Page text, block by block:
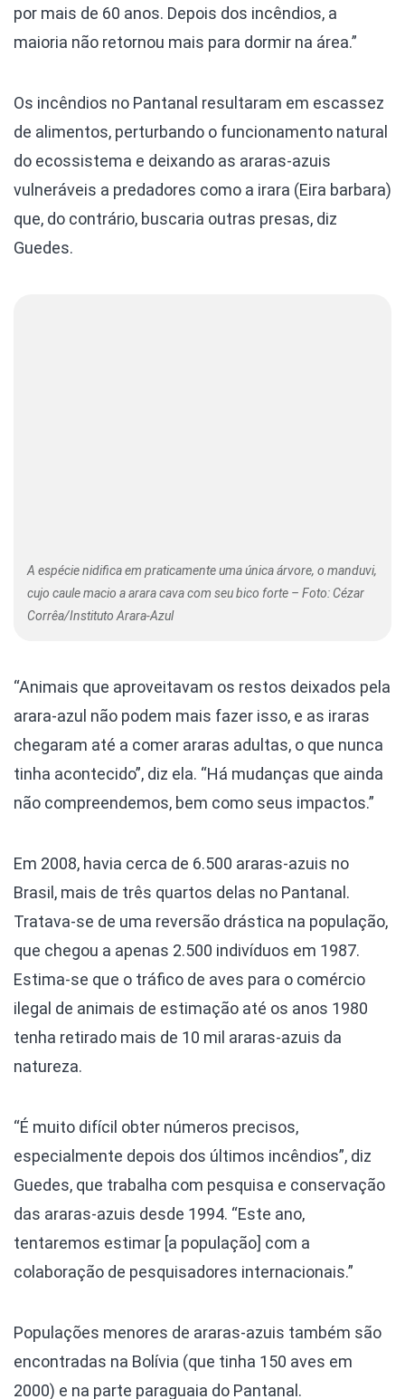
por mais de 60 anos. Depois dos incêndios, a
maioria não retornou mais para dormir na área.”
Os incêndios no Pantanal resultaram em escassez
de alimentos, perturbando o funcionamento natural
do ecossistema e deixando as araras-azuis
vulneráveis a predadores como a irara (Eira barbara)
que, do contrário, buscaria outras presas, diz
Guedes.
A espécie nidifica em praticamente uma única árvore, o manduvi,
cujo caule macio a arara cava com seu bico forte – Foto: Cézar
Corrêa/Instituto Arara-Azul
“Animais que aproveitavam os restos deixados pela
arara-azul não podem mais fazer isso, e as iraras
chegaram até a comer araras adultas, o que nunca
tinha acontecido”, diz ela. “Há mudanças que ainda
não compreendemos, bem como seus impactos.”
Em 2008, havia cerca de 6.500 araras-azuis no
Brasil, mais de três quartos delas no Pantanal.
Tratava-se de uma reversão drástica na população,
que chegou a apenas 2.500 indivíduos em 1987.
Estima-se que o tráfico de aves para o comércio
ilegal de animais de estimação até os anos 1980
tenha retirado mais de 10 mil araras-azuis da
natureza.
“É muito difícil obter números precisos,
especialmente depois dos últimos incêndios”, diz
Guedes, que trabalha com pesquisa e conservação
das araras-azuis desde 1994. “Este ano,
tentaremos estimar [a população] com a
colaboração de pesquisadores internacionais.”
Populações menores de araras-azuis também são
encontradas na Bolívia (que tinha 150 aves em
2000) e na parte paraguaia do Pantanal.